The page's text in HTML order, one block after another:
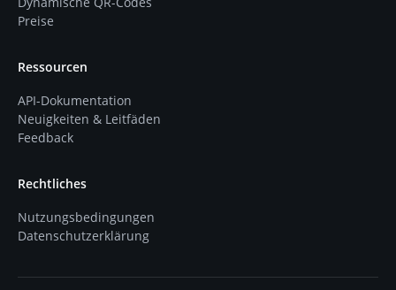
Preise
Ressourcen
API-Dokumentation
Neuigkeiten & Leitfäden
Feedback
Rechtliches
Nutzungsbedingungen
Datenschutzerklärung